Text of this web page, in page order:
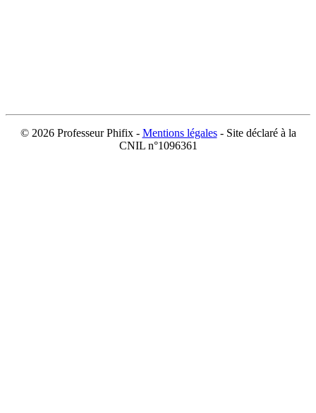
© 2026 Professeur Phifix - Mentions légales- Site déclaré à la
CNIL n°1096361